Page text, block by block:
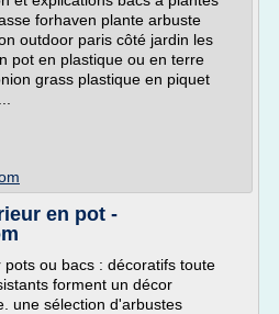
forhaven plante arbuste
outdoor paris côté jardin les
pot en plastique ou en terre
grass plastique en piquet
en pot -
ou bacs : décoratifs toute
forment un décor
une sélection d'arbustes